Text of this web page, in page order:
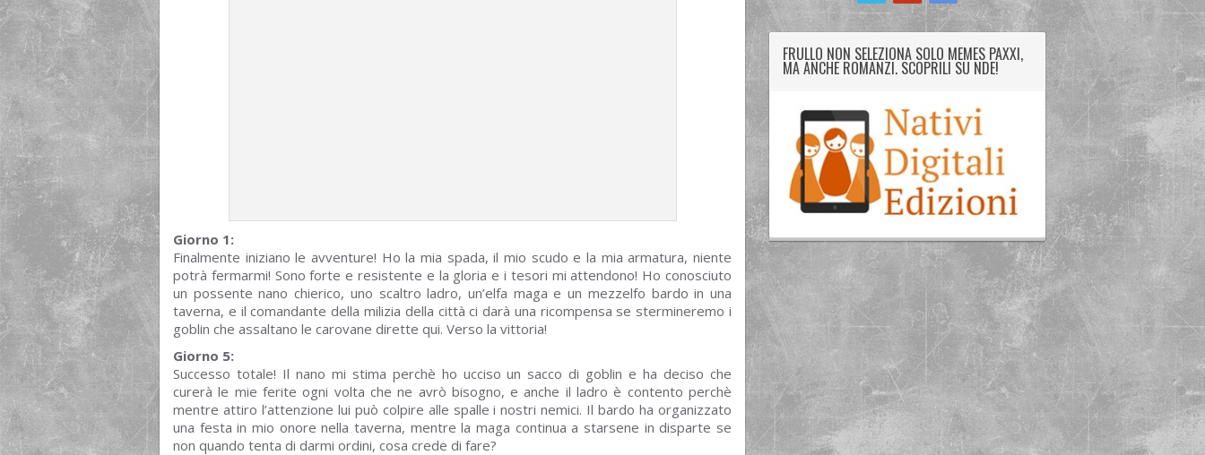
Giorno 1:
Finalmente iniziano le avventure! Ho la mia spada, il mio scudo e la mia armatura, niente
potrà fermarmi! Sono forte e resistente e la gloria e i tesori mi attendono! Ho conosciuto
un possente nano chierico, uno scaltro ladro, un’elfa maga e un mezzelfo bardo in una
taverna, e il comandante della milizia della città ci darà una ricompensa se stermineremo i
goblin che assaltano le carovane dirette qui. Verso la vittoria!
Giorno 5:
Successo totale! Il nano mi stima perchè ho ucciso un sacco di goblin e ha deciso che
curerà le mie ferite ogni volta che ne avrò bisogno, e anche il ladro è contento perchè
mentre attiro l’attenzione lui può colpire alle spalle i nostri nemici. Il bardo ha organizzato
una festa in mio onore nella taverna, mentre la maga continua a starsene in disparte se
non quando tenta di darmi ordini, cosa crede di fare?
FRULLO NON SELEZIONA SOLO MEMES PAXXI,
MA ANCHE ROMANZI. SCOPRILI SU NDE!